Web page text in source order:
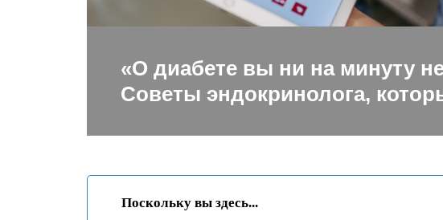
«О диабете вы ни на минуту
Советы эндокринолога,
Поскольку вы здесь...